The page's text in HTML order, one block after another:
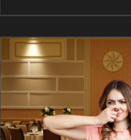
Collectivités : agir
l’air dans votre